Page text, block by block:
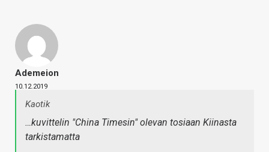
Ademeion
10.12.2019
Kaotik
…kuvittelin "China Timesin" olevan tosiaan Kiinasta
tarkistamatta